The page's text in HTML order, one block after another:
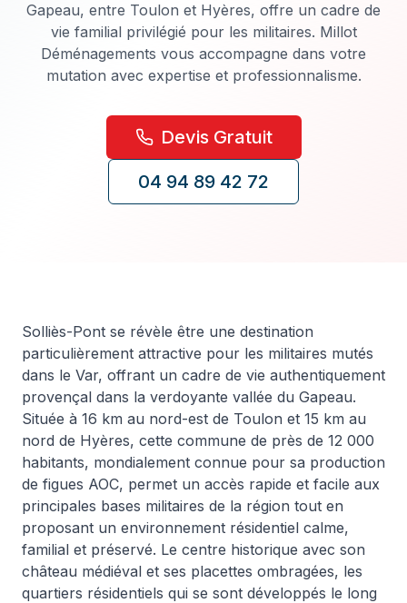
Gapeau, entre Toulon et Hyères, offre un cadre de
vie familial privilégié pour les militaires. Millot
Déménagements vous accompagne dans votre
mutation avec expertise et professionnalisme.
Devis Gratuit
04 94 89 42 72
Solliès-Pont se révèle être une destination
particulièrement attractive pour les militaires mutés
dans le Var, offrant un cadre de vie authentiquement
provençal dans la verdoyante vallée du Gapeau.
Située à 16 km au nord-est de Toulon et 15 km au
nord de Hyères, cette commune de près de 12 000
habitants, mondialement connue pour sa production
de figues AOC, permet un accès rapide et facile aux
principales bases militaires de la région tout en
proposant un environnement résidentiel calme,
familial et préservé. Le centre historique avec son
château médiéval et ses placettes ombragées, les
quartiers résidentiels qui se sont développés le long